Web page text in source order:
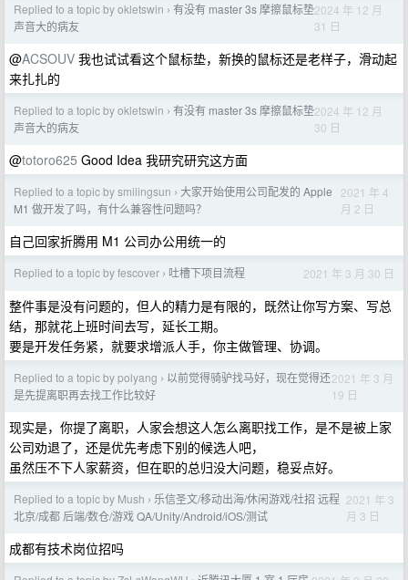
Replied to a topic by okletswin › 有没有 master 3s 摩擦鼠标垫
声音大的病友
2024 年 12 月
31 日
@ACSOUV 我也试试看这个鼠标垫，新换的鼠标还是老样子，滑动起
来扎扎的
Replied to a topic by okletswin › 有没有 master 3s 摩擦鼠标垫
声音大的病友
2024 年 12 月
30 日
@totoro625 Good Idea 我研究研究这方面
Replied to a topic by smilingsun › 大家开始使用公司配发的 Apple
M1 做开发了吗，有什么兼容性问题吗？
2021 年 4
月 2 日
自己回家折腾用 M1 公司办公用统一的
Replied to a topic by fescover › 吐槽下项目流程 2021 年 3 月 30 日
整件事是没有问题的，但人的精力是有限的，既然让你写方案、写总
结，那就花上班时间去写，延长工期。
要是开发任务紧，就要求增派人手，你主做管理、协调。
Replied to a topic by polyang › 以前觉得骑驴找马好，现在觉得还
是先提离职再去找工作比较好
2021 年 3 月
19 日
现实是，你提了离职，人家会想这人怎么离职找工作，是不是被上家
公司劝退了，还是优先考虑下别的候选人吧，
虽然压不下人家薪资，但在职的总归没大问题，稳妥点好。
Replied to a topic by Mush › 乐信圣文/移动出海/休闲游戏/社招 远程
北京/成都 后端/数仓/游戏 QA/Unity/Android/iOS/测试
2021 年 3
月 3 日
成都有技术岗位招吗